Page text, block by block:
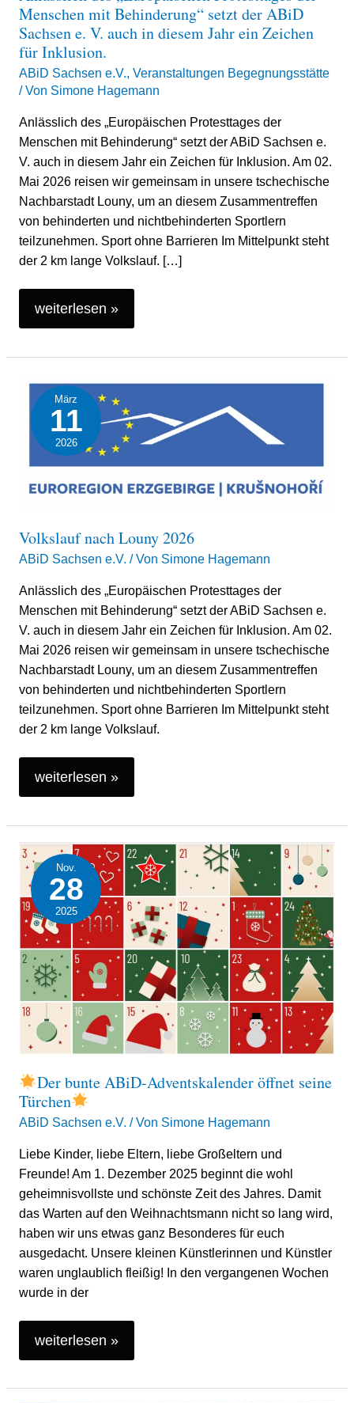
Menschen mit Behinderung“ setzt der ABiD
Sachsen e. V. auch in diesem Jahr ein Zeichen
für Inklusion.
ABiD Sachsen e.V., Veranstaltungen Begegnungsstätte
/ Von Simone Hagemann
Anlässlich des „Europäischen Protesttages der
Menschen mit Behinderung“ setzt der ABiD Sachsen e.
V. auch in diesem Jahr ein Zeichen für Inklusion. Am 02.
Mai 2026 reisen wir gemeinsam in unsere tschechische
Nachbarstadt Louny, um an diesem Zusammentreffen
von behinderten und nichtbehinderten Sportlern
teilzunehmen. Sport ohne Barrieren Im Mittelpunkt steht
der 2 km lange Volkslauf. […]
Behinderung“
setzt
der
ABiD
e.
V.
auch
in
diesem
Jahr
ein
Zeichen
für
weiterlesen »
März
11
2026
Volkslauf nach Louny 2026
ABiD Sachsen e.V. / Von Simone Hagemann
Anlässlich des „Europäischen Protesttages der
Menschen mit Behinderung“ setzt der ABiD Sachsen e.
V. auch in diesem Jahr ein Zeichen für Inklusion. Am 02.
Mai 2026 reisen wir gemeinsam in unsere tschechische
Nachbarstadt Louny, um an diesem Zusammentreffen
von behinderten und nichtbehinderten Sportlern
teilzunehmen. Sport ohne Barrieren Im Mittelpunkt steht
der 2 km lange Volkslauf.
Volkslauf
nach
Louny
2026
weiterlesen »
Nov.
28
2025
Der bunte ABiD-Adventskalender öffnet seine
Türchen
ABiD Sachsen e.V. / Von Simone Hagemann
Liebe Kinder, liebe Eltern, liebe Großeltern und
Freunde! Am 1. Dezember 2025 beginnt die wohl
geheimnisvollste und schönste Zeit des Jahres. Damit
das Warten auf den Weihnachtsmann nicht so lang wird,
haben wir uns etwas ganz Besonderes für euch
ausgedacht. Unsere kleinen Künstlerinnen und Künstler
waren unglaublich fleißig! In den vergangenen Wochen
wurde in der
Der
bunte
ABiD-
Adventskalender
öffnet
seine
Türchen
weiterlesen »